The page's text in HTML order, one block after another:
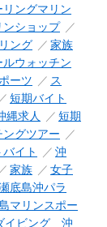
リングマリン
ンショップ
ング
家族
ウォッチン
ーツ
ス
短期バイト
縄求人
短期
グツアー
バイト
沖
家族
女子
底島沖パラ
マリンスポー
イビング 沖